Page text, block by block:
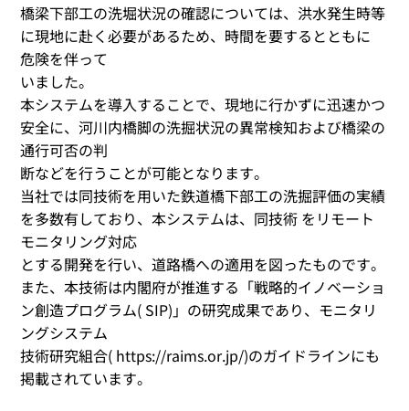
橋梁下部工の洗堀状況の確認については、洪水発生時等
に現地に赴く必要があるため、時間を要するとともに
危険を伴って
いました。
本システムを導入することで、現地に行かずに迅速かつ
安全に、河川内橋脚の洗掘状況の異常検知および橋梁の
通行可否の判
断などを行うことが可能となります。
当社では同技術を用いた鉄道橋下部工の洗掘評価の実績
を多数有しており、本システムは、同技術 をリモート
モニタリング対応
とする開発を行い、道路橋への適用を図ったものです。
また、本技術は内閣府が推進する「戦略的イノベーショ
ン創造プログラム( SIP)」の研究成果であり、モニタリ
ングシステム
技術研究組合( https://raims.or.jp/)のガイドラインにも
掲載されています。